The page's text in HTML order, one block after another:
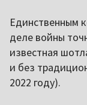
Единственным
деле войны
известная
и без
2022 году).